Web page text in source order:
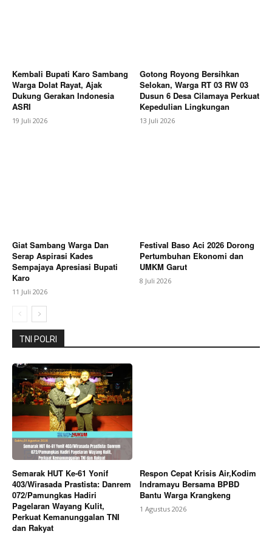
Company
About
Contact us
Kembali Bupati Karo Sambang
Warga Dolat Rayat, Ajak
Dukung Gerakan Indonesia
ASRI
19 Juli 2026
Gotong Royong Bersihkan
Selokan, Warga RT 03 RW 03
Dusun 6 Desa Cilamaya Perkuat
Kepedulian Lingkungan
13 Juli 2026
Giat Sambang Warga Dan
Serap Aspirasi Kades
Sempajaya Apresiasi Bupati
Karo
11 Juli 2026
Festival Baso Aci 2026 Dorong
Pertumbuhan Ekonomi dan
UMKM Garut
8 Juli 2026
TNI POLRI
Semarak HUT Ke-61 Yonif
403/Wirasada Prastista: Danrem
072/Pamungkas Hadiri
Pagelaran Wayang Kulit,
Perkuat Kemanunggalan TNI
dan Rakyat
Respon Cepat Krisis Air,Kodim
Indramayu Bersama BPBD
Bantu Warga Krangkeng
1 Agustus 2026